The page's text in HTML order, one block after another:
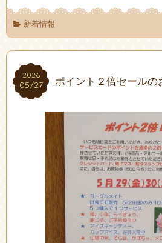
新着情報
2026
05/27
2026
05/27 ポイント２倍セールの